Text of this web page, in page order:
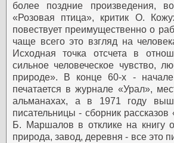
более поздние произведения,
«Розовая птица», критик О.
повествует преимущественно о
чаще всего это взгляд на
Исходная точка отсчета в
сильное человеческое чувство,
природе». В конце 60-х -
печатается в журнале «Урал»,
альманахах, а в 1971 году
писательницы - сборник
Б. Маршалов в отклике на книгу
природа, завод, деревня - все это